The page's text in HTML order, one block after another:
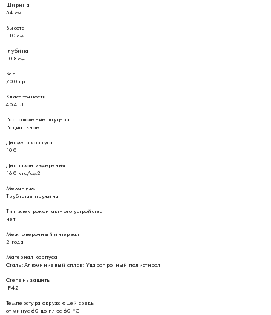
Ширина
54 см
Высота
110 см
Глубина
108 см
Вес
700 гр
Класс точности
45413
Расположение штуцера
Радиальное
Диаметр корпуса
100
Диапазон измерения
160 кгс/см2
Механизм
Трубчатая пружина
Тип электроконтактного устройства
нет
Межповерочный интервал
2 года
Материал корпуса
Сталь; Алюминиевый сплав; Ударопрочный полистирол
Степень защиты
IP42
Температура окружающей среды
от минус 60 до плюс 60 °С